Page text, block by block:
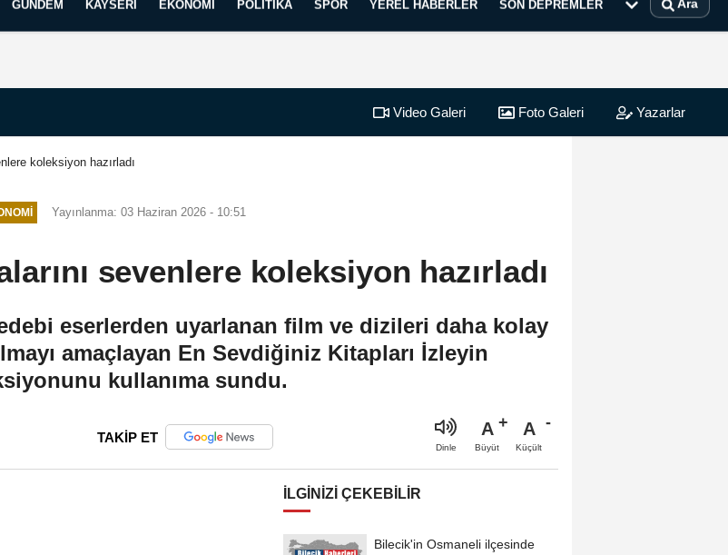
GÜNDEM KAYSERI EKONOMI POLITIKA SPOR YEREL HABERLER SON DEPREMLER Ara
Video Galeri Foto Galeri Yazarlar
koleksiyon hazırladı
Yayınlanma: 03 Haziran 2026 - 10:51
sevenlere koleksiyon hazırladı
eserlerden uyarlanan film ve dizileri daha kolay
amaçlayan En Sevdiğiniz Kitapları İzleyin
kullanıma sundu.
TAKİP ET
Dinle
A
Büyüt
A
Küçült
İLGINIZI ÇEKEBILIR
Bilecik'in Osmaneli ilçesinde